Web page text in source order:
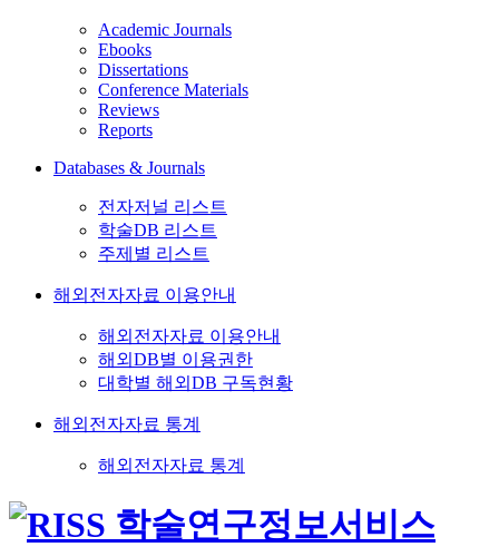
Academic Journals
Ebooks
Dissertations
Conference Materials
Reviews
Reports
Databases & Journals
전자저널 리스트
학술DB 리스트
주제별 리스트
해외전자자료 이용안내
해외전자자료 이용안내
해외DB별 이용권한
대학별 해외DB 구독현황
해외전자자료 통계
해외전자자료 통계